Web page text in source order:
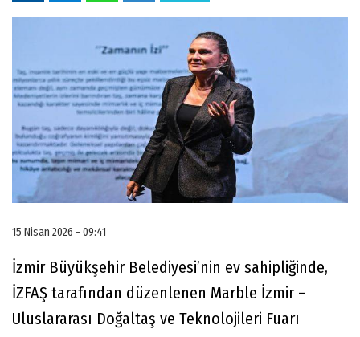
15 Nisan 2026 - 09:41
İzmir Büyükşehir Belediyesi’nin ev sahipliğinde,
İZFAŞ tarafından düzenlenen Marble İzmir –
Uluslararası Doğaltaş ve Teknolojileri Fuarı